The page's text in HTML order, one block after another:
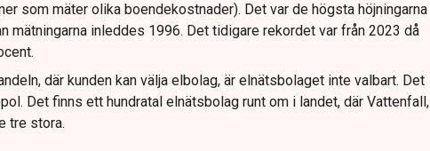
som mäter olika boendekostnader). Det var de högsta höjningarna
mätningarna inleddes 1996. Det tidigare rekordet var från 2023 då
där kunden kan välja elbolag, är elnätsbolaget inte valbart. Det
Det finns ett hundratal elnätsbolag runt om i landet, där Vattenfall,
tre stora.